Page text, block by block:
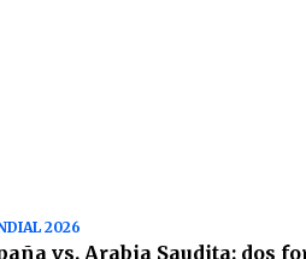
2026
vs. Arabia Saudita: dos